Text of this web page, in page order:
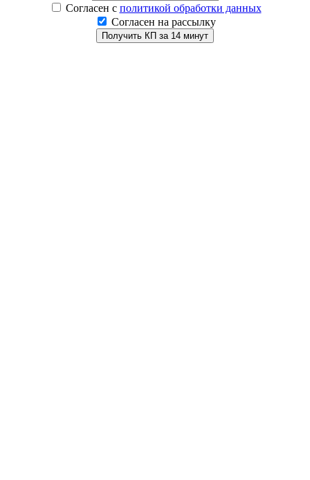
Согласен с политикой обработки данных
Согласен на рассылку
Получить КП за 14 минут